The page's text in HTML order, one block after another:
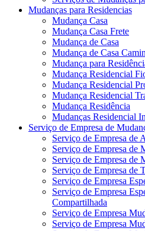
Mudanças para Residencias
Mudança Casa
Mudança Casa Frete
Mudança de Casa
Mudança de Casa
Mudança para
Mudança Residencial
Mudança Residencial
Mudança Residencial
Mudança Residência
Mudanças Residencial
Serviço de Empresa de
Serviço de Empresa de
Serviço de Empresa de
Serviço de Empresa de
Serviço de Empresa de
Serviço de Empresa
Serviço de Empresa
Compartilhada
Serviço de Empresa
Serviço de Empresa